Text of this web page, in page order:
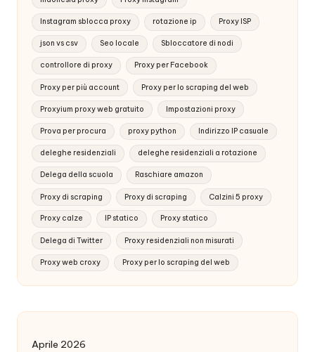
Instagram sblocca proxy rotazione ip Proxy ISP
json vs csv Seo locale Sbloccatore di nodi
controllore di proxy Proxy per Facebook
Proxy per più account Proxy per lo scraping del web
Proxyium proxy web gratuito Impostazioni proxy
Prova per procura proxy python Indirizzo IP casuale
deleghe residenziali deleghe residenziali a rotazione
Delega della scuola Raschiare amazon
Proxy di scraping Proxy di scraping Calzini 5 proxy
Proxy calze IP statico Proxy statico
Delega di Twitter Proxy residenziali non misurati
Proxy web croxy Proxy per lo scraping del web
Aprile 2026